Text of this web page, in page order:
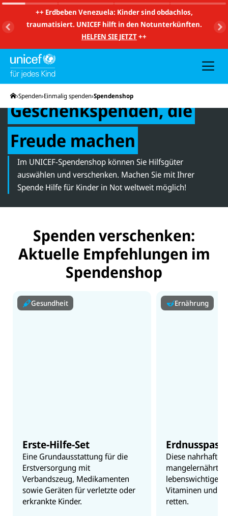
++ Erdbeben Venezuela: Kinder sind obdachlos,
traumatisiert. UNICEF hilft in den Notunterkünften.
HELFEN SIE JETZT++
h
u
d
v
Startseite
Spenden Einmalig spenden Spendenshop
Geschenkspenden, die
Freude machen
Im UNICEF-Spendenshop können Sie Hilfsgüter
auswählen und verschenken. Machen Sie mit Ihrer
Spende Hilfe für Kinder in Not weltweit möglich!
Spenden verschenken:
Aktuelle Empfehlungen im
Spendenshop
Gesundheit
Erste-Hilfe-Set
Eine Grundausstattung für die
Erstversorgung mit
Verbandszeug, Medikamenten
sowie Geräten für verletzte oder
erkrankte Kinder.
Ernährung
Diese nahrhafte
mangelernährte
lebenswichtigen
Vitaminen und
retten.